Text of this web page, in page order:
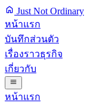
Just Not Ordinary
หน้าแรก
บันทึกส่วนตัว
เรื่องราวธุรกิจ
เกี่ยวกับ
หน้าแรก